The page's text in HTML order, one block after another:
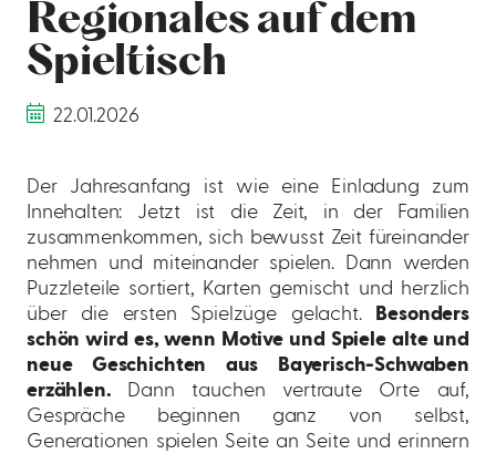
Regionales auf dem
Spieltisch
22.01.2026
Der Jahresanfang ist wie eine Einladung zum
Innehalten: Jetzt ist die Zeit, in der Familien
zusammenkommen, sich bewusst Zeit füreinander
nehmen und miteinander spielen. Dann werden
Puzzleteile sortiert, Karten gemischt und herzlich
über die ersten Spielzüge gelacht.
Besonders
schön wird es, wenn Motive und Spiele alte und
neue Geschichten aus Bayerisch-Schwaben
erzählen.
Dann tauchen vertraute Orte auf,
Gespräche beginnen ganz von selbst,
Generationen spielen Seite an Seite und erinnern